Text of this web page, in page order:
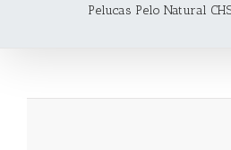
Pelucas Pelo Natural